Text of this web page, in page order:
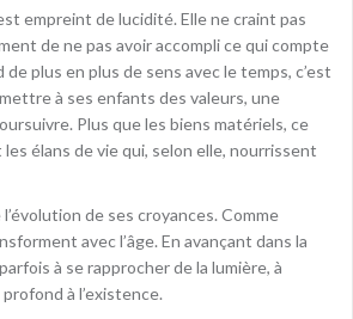
empreint de lucidité. Elle ne craint pas
de ne pas avoir accompli ce qui compte
plus en plus de sens avec le temps, c’est
à ses enfants des valeurs, une
Plus que les biens matériels, ce
élans de vie qui, selon elle, nourrissent
de ses croyances. Comme
avec l’âge. En avançant dans la
à se rapprocher de la lumière, à
à l’existence.